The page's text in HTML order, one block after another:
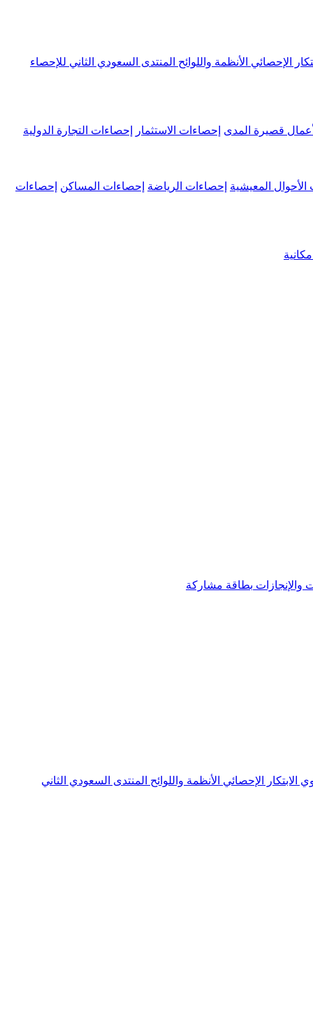
الإحصائي الأنظمة واللوائح المنتدى السعودي الثاني للإحصاء
قصيرة المدى إحصاءات الاستثمار إحصاءات التجارة الدولية
الأحوال المعيشية إحصاءات الرياضة إحصاءات المساكن إحصاءات
والإنجازات بطاقة مشاركة
الابتكار الإحصائي الأنظمة واللوائح المنتدى السعودي الثاني